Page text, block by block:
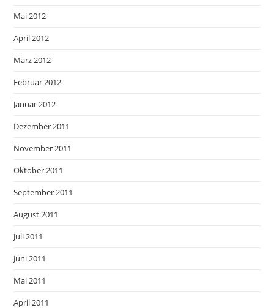
Mai 2012
April 2012
März 2012
Februar 2012
Januar 2012
Dezember 2011
November 2011
Oktober 2011
September 2011
August 2011
Juli 2011
Juni 2011
Mai 2011
April 2011